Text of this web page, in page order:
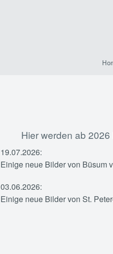
Hier werden ab
19.07.2026:
Einige neue Bilder von Büsum
03.06.2026:
Einige neue Bilder von St.